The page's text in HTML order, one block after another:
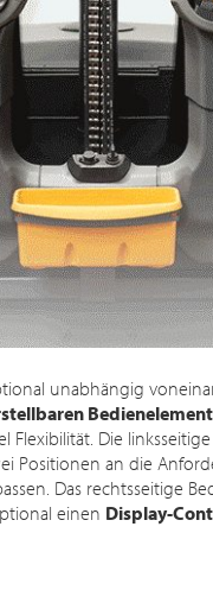
unabhängig
Flexibilität. Die
Positionen an die
Das rechtsseitige
einen Display-